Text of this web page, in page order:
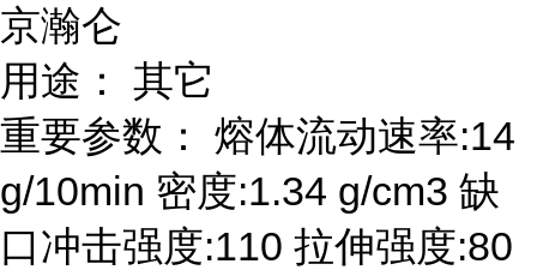
京瀚仑
用途： 其它
重要参数： 熔体流动速率:14
g/10min 密度:1.34 g/cm3 缺
口冲击强度:110 拉伸强度:80